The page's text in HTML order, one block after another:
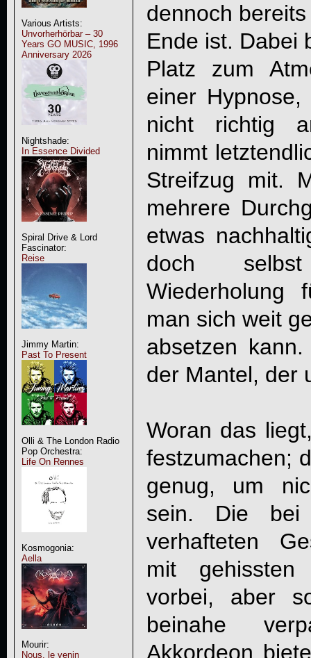
Various Artists:
Unvorherhörbar – 30
Years GO MUSIC, 1996
Anniversary 2026
Nightshade:
In Essence Divided
Spiral Drive & Lord
Fascinator:
Reise
Jimmy Martin:
Past To Present
Olli & The London Radio
Pop Orchestra:
Life On Rennes
Kosmogonia:
Aella
Mourir:
Nous, le venin
dennoch
Ende ist. Dabei
Platz zum
einer
nicht richtig
nimmt
Streifzug mit.
mehrere
etwas
doch selbst
Wiederholung
man sich weit
absetzen
der Mantel, der
Woran das
festzumachen;
genug, um
sein. Die bei
verhafteten
mit
vorbei, aber
beinahe
Akkordeon